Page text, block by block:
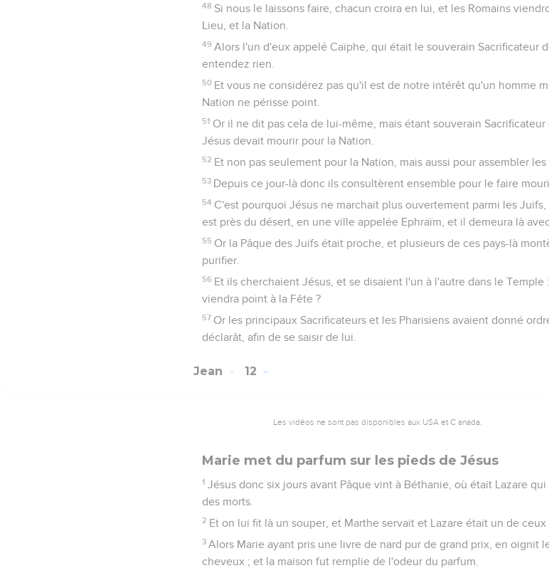
48 Si nous le laissons faire, chacun croira en lui, et les Romains
Lieu, et la Nation.
49 Alors l'un d'eux appelé Caïphe, qui était le souverain Sacrificateur
entendez rien.
50 Et vous ne considérez pas qu'il est de notre intérêt qu'un homme
Nation ne périsse point.
51 Or il ne dit pas cela de lui-même, mais étant souverain
Jésus devait mourir pour la Nation.
52 Et non pas seulement pour la Nation, mais aussi pour assembler
53 Depuis ce jour-là donc ils consultèrent ensemble pour le faire
54 C'est pourquoi Jésus ne marchait plus ouvertement parmi les
est près du désert, en une ville appelée Ephraïm, et il demeura là
55 Or la Pâque des Juifs était proche, et plusieurs de ces pays-là
purifier.
56 Et ils cherchaient Jésus, et se disaient l'un à l'autre dans le
viendra point à la Fête ?
57 Or les principaux Sacrificateurs et les Pharisiens avaient donné
déclarât, afin de se saisir de lui.
Jean 12
Les vidéos ne sont pas disponibles aux USA et C anada.
Marie met du parfum sur les pieds de Jésus
1 Jésus donc six jours avant Pâque vint à Béthanie, où était Lazare
des morts.
2 Et on lui fit là un souper, et Marthe servait et Lazare était un de
3 Alors Marie ayant pris une livre de nard pur de grand prix, en oignit
cheveux ; et la maison fut remplie de l'odeur du parfum.